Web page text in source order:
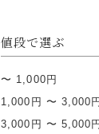
値段で選ぶ
〜 1,000円
1,000円 〜 3,000円
3,000円 〜 5,000円